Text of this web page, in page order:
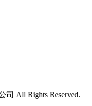
司 All Rights Reserved.